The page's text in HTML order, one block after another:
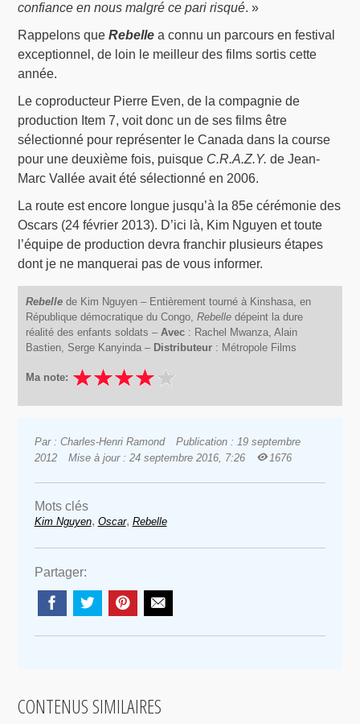
confiance en nous malgré ce pari risqué. »
Rappelons queRebelle a connu un parcours en festival
exceptionnel, de loin le meilleur des films sortis cette
année.
Le coproducteur Pierre Even, de la compagnie de
production Item 7, voit donc un de ses films être
sélectionné pour représenter le Canada dans la course
pour une deuxième fois, puisque C.R.A.Z.Y. de Jean-
Marc Vallée avait été sélectionné en 2006.
La route est encore longue jusqu’à la 85e cérémonie des
Oscars (24 février 2013). D’ici là, Kim Nguyen et toute
l’équipe de production devra franchir plusieurs étapes
dont je ne manquerai pas de vous informer.
Rebelle de Kim Nguyen – Entièrement tourné à Kinshasa, en
République démocratique du Congo,Rebelle dépeint la dure
réalité des enfants soldats –Avec : Rachel Mwanza, Alain
Bastien, Serge Kanyinda – Distributeur : Métropole Films
Ma note:
Par : Charles-Henri Ramond
Publication : 19 septembre
2012
Mise à jour : 24 septembre 2016, 7:26 1676
Mots clés
Kim Nguyen, Oscar, Rebelle
Partager:
CONTENUS SIMILAIRES